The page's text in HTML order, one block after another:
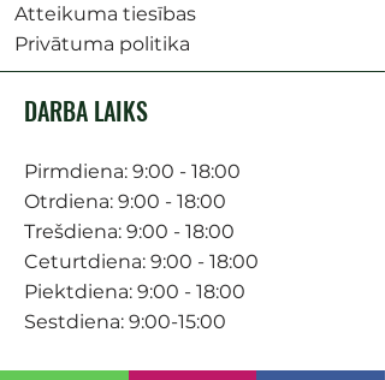
Atteikuma tiesības
Privātuma politika
DARBA LAIKS
Pirmdiena: 9:00 - 18:00
Otrdiena: 9:00 - 18:00
Trešdiena: 9:00 - 18:00
Ceturtdiena: 9:00 - 18:00
Piektdiena: 9:00 - 18:00
Sestdiena: 9:00-15:00